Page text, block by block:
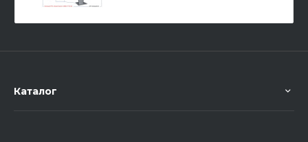
Каталог